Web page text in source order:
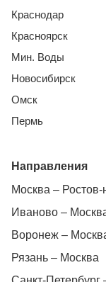
Краснодар
Красноярск
Мин. Воды
Новосибирск
Омск
Пермь
Направления
Москва –
Иваново –
Воронеж –
Рязань – Москва